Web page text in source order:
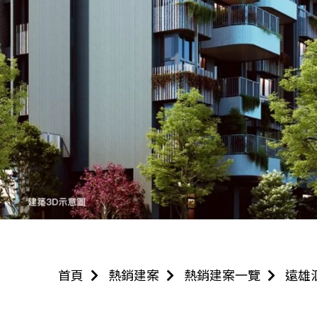
首頁 熱銷建案 熱銷建案一覽 遠雄